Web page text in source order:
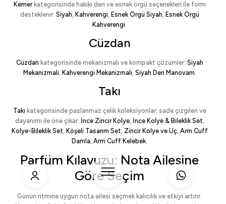
Kemerkategorisinde hakiki deri ve esnek örgü seçenekleri ile form
desteklenir: Siyah, Kahverengi, Esnek Örgü Siyah, Esnek Örgü
Kahverengi.
Cüzdan
Cüzdan kategorisinde mekanizmalı ve kompakt çözümler: Siyah
Mekanizmalı, Kahverengi Mekanizmalı, Siyah Deri Manovam.
Takı
Takı kategorisinde paslanmaz çelik koleksiyonlar; sade çizgileri ve
dayanımı ile öne çıkar: İnce Zincir Kolye, İnce Kolye & Bileklik Set,
Kolye-Bileklik Set, Köşeli Tasarım Set, Zincir Kolye ve Uç, Arm Cuff
Damla, Arm Cuff Kelebek.
Parfüm Kılavuzu: Nota Ailesine
Göre Seçim
Günün ritmine uygun nota ailesi seçmek kalıcılık ve etkiyi artırır.